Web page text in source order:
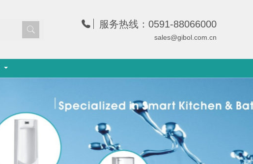
服务热线：0591-88066000
sales@gibol.com.cn